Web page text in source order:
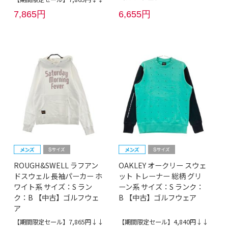
7,865円 6,655円
ROUGH&SWELL ラフアン
ドスウェル 長袖パーカー ホ
ワイト系 サイズ：S ラン
ク：B 【中古】ゴルフウェ
ア
【期間限定セール】7,865円↓↓
OAKLEY オークリー スウェ
ット トレーナー 総柄 グリ
ーン系 サイズ：S ランク：
B 【中古】ゴルフウェア
【期間限定セール】4,840円↓↓